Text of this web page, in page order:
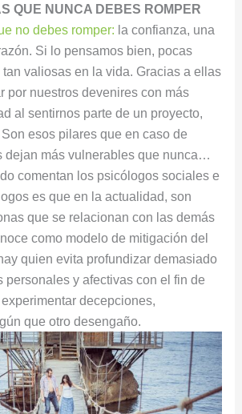
QUE NUNCA DEBES ROMPER
no debes romper: la confianza, una
Si lo pensamos bien, pocas
valiosas en la vida. Gracias a ellas
por nuestros devenires con más
al sentirnos parte de un proyecto,
esos pilares que en caso de
dejan más vulnerables que nunca…
comentan los psicólogos sociales e
es que en la actualidad, son
que se relacionan con las demás
como modelo de mitigación del
quien evita profundizar demasiado
personales y afectivas con el fin de
decepciones,
que otro desengaño.